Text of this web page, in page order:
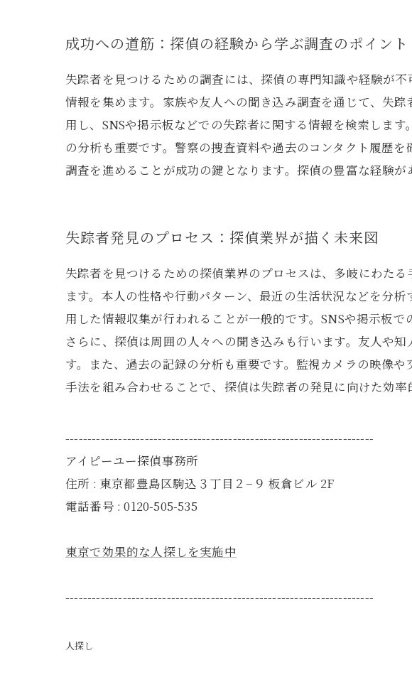
成功への道筋：探偵の経験から学ぶ調査のポイント
失踪者を見つけるための調査には、探偵の専門知識や経験が
情報を集めます。家族や友人への聞き込み調査を通じて、失
用し、SNSや掲示板などでの失踪者に関する情報を検索しま
の分析も重要です。警察の捜査資料や過去のコンタクト履歴
調査を進めることが成功の鍵となります。探偵の豊富な経験
失踪者発見のプロセス：探偵業界が描く未来図
失踪者を見つけるための探偵業界のプロセスは、多岐にわた
ます。本人の性格や行動パターン、最近の生活状況などを分
用した情報収集が行われることが一般的です。SNSや掲示板
さらに、探偵は周囲の人々への聞き込みも行います。友人や
す。また、過去の記録の分析も重要です。監視カメラの映像
手法を組み合わせることで、探偵は失踪者の発見に向けた効率
----------------------------------------------------------------------
アイピーユー探偵事務所
住所 : 東京都豊島区駒込３丁目２−９ 板倉ビル 2F
電話番号 : 0120-505-535
東京で効果的な人探しを実施中
----------------------------------------------------------------------
人探し